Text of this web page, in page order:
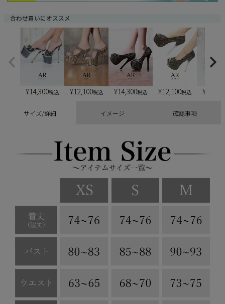
合わせ買いにオススメ
¥14,300税込 ¥12,100税込 ¥14,300税込 ¥12,100税込 ¥
サイズ/詳細 イメージ 確認事項